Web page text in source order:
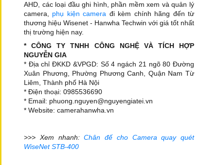
AHD, các loại đầu ghi hình, phần mềm xem và quản lý
camera, phụ kiện camera đi kèm chính hãng đến từ
thương hiệu Wisenet - Hanwha Techwin với giá tốt nhất
thị trường hiện nay.
* CÔNG TY TNHH CÔNG NGHỆ VÀ TÍCH HỢP
NGUYỄN GIA
* Địa chỉ ĐKKD &VPGD: Số 4 ngách 21 ngõ 80 Đường
Xuân Phương, Phường Phương Canh, Quận Nam Từ
Liêm, Thành phố Hà Nội
* Điện thoại: 0985536690
* Email: phuong.nguyen@nguyengiatei.vn
* Website: camerahanwha.vn
>>> Xem nhanh:Chân đế cho Camera quay quét
WiseNet STB-400